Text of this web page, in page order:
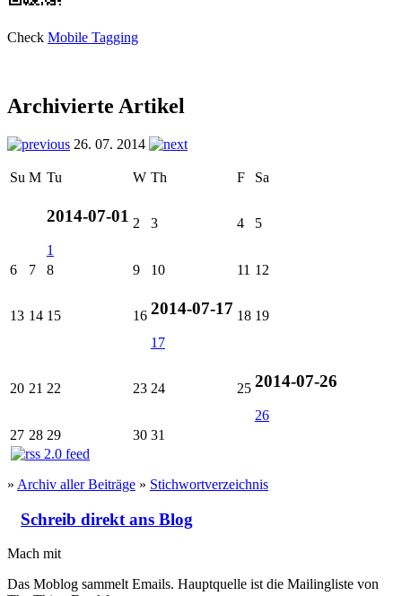
Check Mobile Tagging
Archivierte Artikel
26. 07. 2014
Su M Tu W Th F Sa
2014-07-01
1
2 3 4 5
6 7 8 9 10 11 12
13 14 15 16 2014-07-17
17
18 19
20 21 22 23 24 25 2014-07-26
26
27 28 29 30 31
» Archiv aller Beiträge » Stichwortverzeichnis
Schreib direkt ans Blog
Mach mit
Das Moblog sammelt Emails. Hauptquelle ist die Mailingliste von